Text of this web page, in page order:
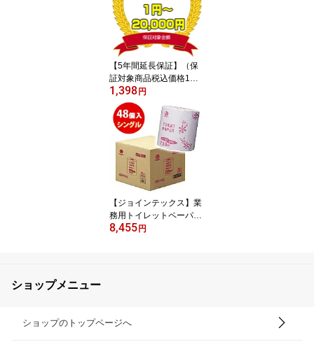
【5年間延長保証】（保
証対象商品税込価格1
円〜2万円）【YDKG-t
k】【YDKG-tk】【RC
P】
1,398 円
【ジョインテックス】業
務用トイレットペーパー
芯なし(48ロール入) N02
8,455 円
ショップメニュー
ショップのトップページへ